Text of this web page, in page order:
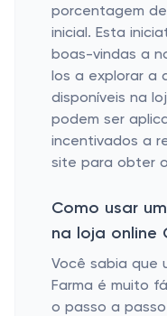
porcentagem
inicial. Esta
boas-vindas a
los a explorar a
disponíveis na
podem ser
incentivados a
site para obter
Como usar
na loja online
Você sabia que
Farma é muito
o passo a